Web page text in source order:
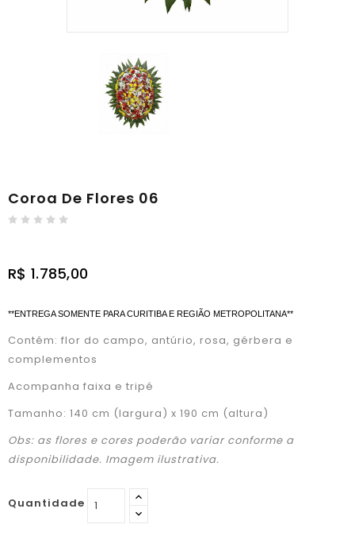
Coroa De Flores 06
R$ 1.785,00
**ENTREGA SOMENTE PARA CURITIBA E REGIÃO METROPOLITANA**
Contém: flor do campo, antúrio, rosa, gérbera e
complementos
Acompanha faixa e tripé
Tamanho: 140 cm (largura) x 190 cm (altura)
Obs: as flores e cores poderão variar conforme a
disponibilidade. Imagem ilustrativa.
Quantidade